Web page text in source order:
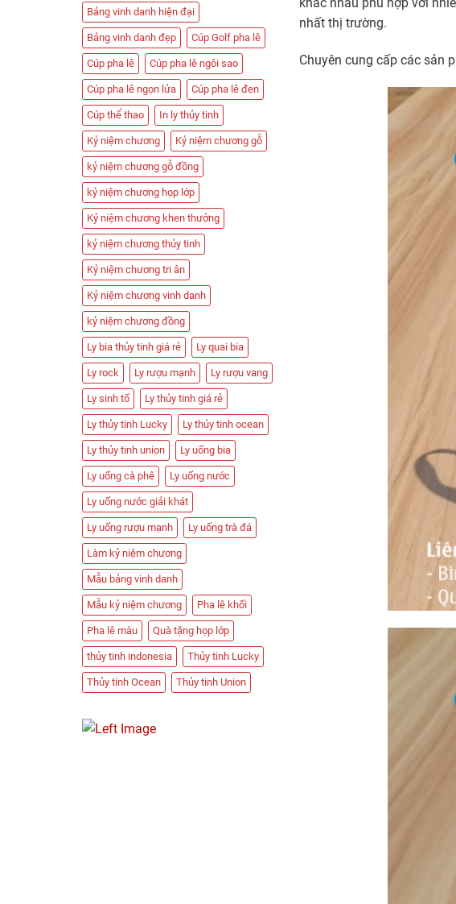
Bảng vinh danh hiện đại
Bảng vinh danh đẹp Cúp Golf pha lê
Cúp pha lê Cúp pha lê ngôi sao
Cúp pha lê ngọn lửa Cúp pha lê đen
Cúp thể thao In ly thủy tinh
Kỷ niệm chương Kỷ niệm chương gỗ
kỷ niệm chương gỗ đồng
kỷ niệm chương họp lớp
Kỷ niệm chương khen thưởng
kỷ niệm chương thủy tinh
Kỷ niệm chương tri ân
Kỷ niệm chương vinh danh
kỷ niệm chương đồng
Ly bia thủy tinh giá rẻ Ly quai bia
Ly rock Ly rượu mạnh Ly rượu vang
Ly sinh tố Ly thủy tinh giá rẻ
Ly thủy tinh Lucky Ly thủy tinh ocean
Ly thủy tinh union Ly uống bia
Ly uống cà phê Ly uống nước
Ly uống nước giải khát
Ly uống rượu mạnh Ly uống trà đá
Làm kỷ niệm chương
Mẫu bảng vinh danh
Mẫu kỷ niệm chương Pha lê khối
Pha lê màu Quà tặng họp lớp
thủy tinh indonesia Thủy tinh Lucky
Thủy tinh Ocean Thủy tinh Union
khác nhau phù hợp với
nhất thị trường.
Chuyên cung cấp các sản